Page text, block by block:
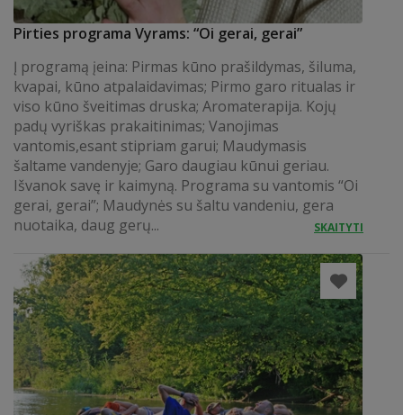
Pirties programa Vyrams: “Oi gerai, gerai”
Į programą įeina: Pirmas kūno prašildymas, šiluma,
kvapai, kūno atpalaidavimas; Pirmo garo ritualas ir
viso kūno šveitimas druska; Aromaterapija. Kojų
padų vyriškas prakaitinimas; Vanojimas
vantomis,esant stipriam garui; Maudymasis
šaltame vandenyje; Garo daugiau kūnui geriau.
Išvanok savę ir kaimyną. Programa su vantomis “Oi
gerai, gerai”; Maudynės su šaltu vandeniu, gera
nuotaika, daug gerų...
SKAITYTI